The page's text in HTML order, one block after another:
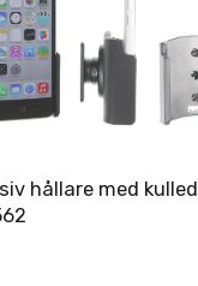
hållare med kulled